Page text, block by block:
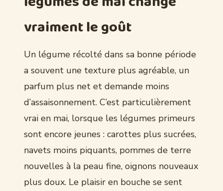
vraiment le goût
Un légume récolté dans sa bonne période
a souvent une texture plus agréable, un
parfum plus net et demande moins
d’assaisonnement. C’est particulièrement
vrai en mai, lorsque les légumes primeurs
sont encore jeunes : carottes plus sucrées,
navets moins piquants, pommes de terre
nouvelles à la peau fine, oignons nouveaux
plus doux. Le plaisir en bouche se sent